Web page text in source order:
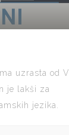
uzrasta od V
je lakši za
jezika.